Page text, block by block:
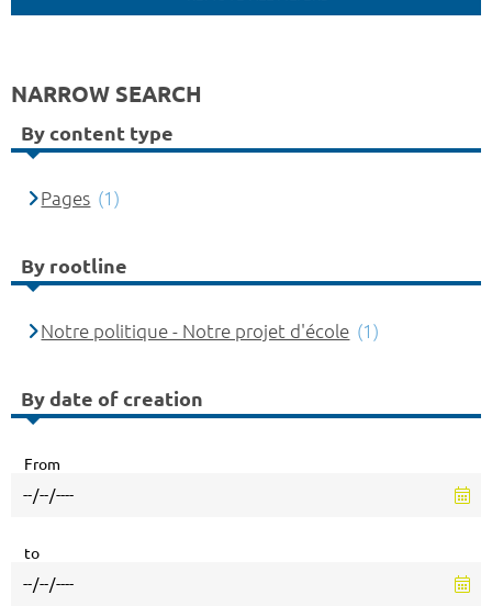
NARROW SEARCH
By content type
Pages (1)
By rootline
Notre politique - Notre projet d'école (1)
By date of creation
From
to